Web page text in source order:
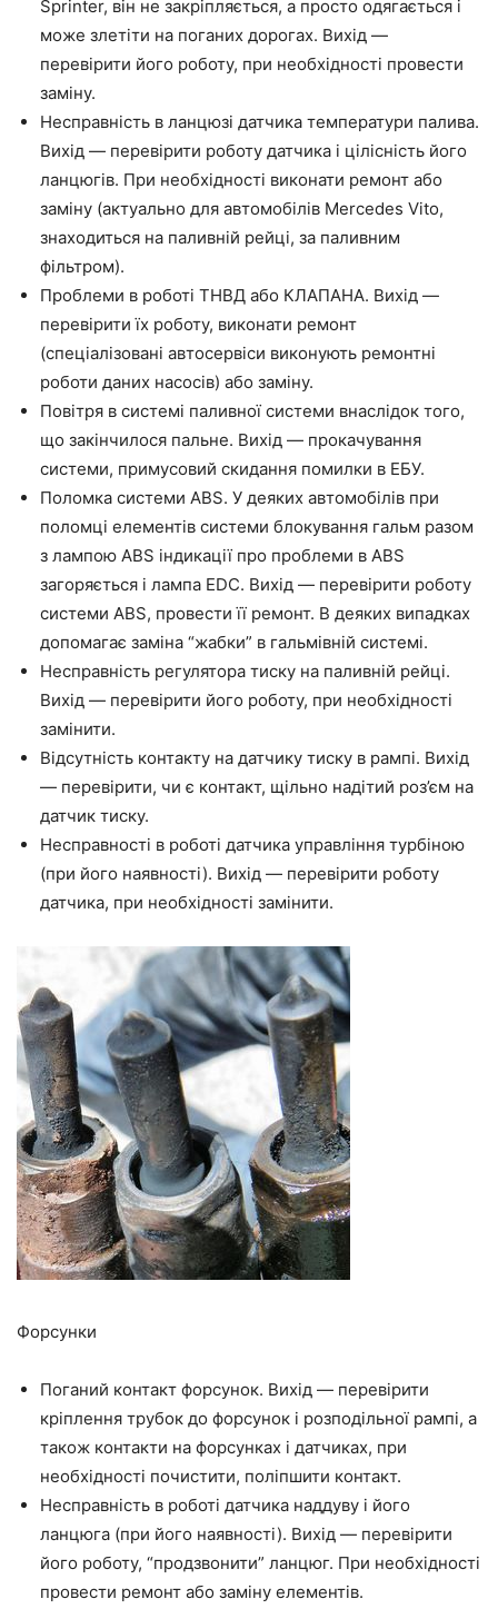
Sprinter, він не закріпляється, а просто одягається і
може злетіти на поганих дорогах. Вихід —
перевірити його роботу, при необхідності провести
заміну.
Несправність в ланцюзі датчика температури палива.
Вихід — перевірити роботу датчика і цілісність його
ланцюгів. При необхідності виконати ремонт або
заміну (актуально для автомобілів Mercedes Vito,
знаходиться на паливній рейці, за паливним
фільтром).
Проблеми в роботі ТНВД або КЛАПАНА. Вихід —
перевірити їх роботу, виконати ремонт
(спеціалізовані автосервіси виконують ремонтні
роботи даних насосів) або заміну.
Повітря в системі паливної системи внаслідок того,
що закінчилося пальне. Вихід — прокачування
системи, примусовий скидання помилки в ЕБУ.
Поломка системи ABS. У деяких автомобілів при
поломці елементів системи блокування гальм разом
з лампою ABS індикації про проблеми в ABS
загоряється і лампа EDC. Вихід — перевірити роботу
системи ABS, провести її ремонт. В деяких випадках
допомагає заміна “жабки” в гальмівній системі.
Несправність регулятора тиску на паливній рейці.
Вихід — перевірити його роботу, при необхідності
замінити.
Відсутність контакту на датчику тиску в рампі. Вихід
— перевірити, чи є контакт, щільно надітий роз’єм на
датчик тиску.
Несправності в роботі датчика управління турбіною
(при його наявності). Вихід — перевірити роботу
датчика, при необхідності замінити.
Форсунки
Поганий контакт форсунок. Вихід — перевірити
кріплення трубок до форсунок і розподільної рампі, а
також контакти на форсунках і датчиках, при
необхідності почистити, поліпшити контакт.
Несправність в роботі датчика наддуву і його
ланцюга (при його наявності). Вихід — перевірити
його роботу, “продзвонити” ланцюг. При необхідності
провести ремонт або заміну елементів.